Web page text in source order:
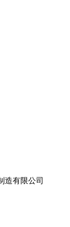
造有限公司